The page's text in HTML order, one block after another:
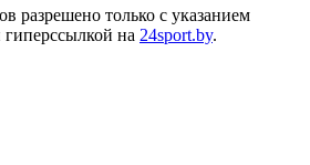
разрешено только с указанием
на 24sport.by.